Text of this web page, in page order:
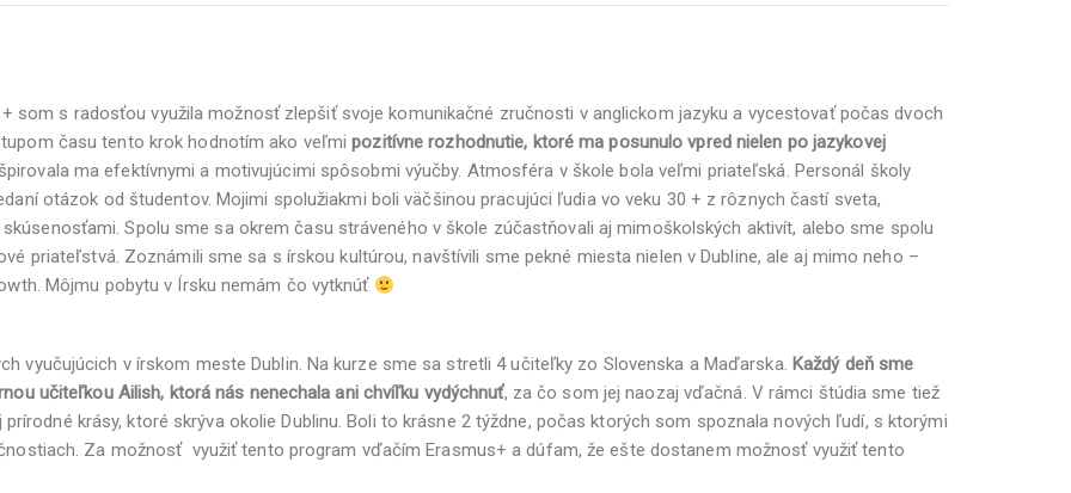
som s radosťou využila možnosť zlepšiť svoje komunikačné zručnosti v anglickom jazyku a vycestovať počas dvoch
času tento krok hodnotím ako veľmipozitívne rozhodnutie, ktoré ma posunulo vpred nielen po jazykovej
ma efektívnymi a motivujúcimi spôsobmi výučby. Atmosféra v škole bola veľmi priateľská. Personál školy
otázok od študentov. Mojimi spolužiakmi boli väčšinou pracujúci ľudia vo veku 30 + z rôznych častí sveta,
Spolu sme sa okrem času stráveného v škole zúčastňovali aj mimoškolských aktivít, alebo sme spolu
priateľstvá. Zoznámili sme sa s írskou kultúrou, navštívili sme pekné miesta nielen v Dubline, ale aj mimo neho –
Môjmu pobytu v Írsku nemám čo vytknúť
vyučujúcich v írskom meste Dublin. Na kurze sme sa stretli 4 učiteľky zo Slovenska a Maďarska. Každý deň sme
učiteľkou Ailish, ktorá nás nenechala ani chvíľku vydýchnuť, za čo som jej naozaj vďačná. V rámci štúdia sme tiež
krásy, ktoré skrýva okolie Dublinu. Boli to krásne 2 týždne, počas ktorých som spoznala nových ľudí, s ktorými
Za možnosť využiť tento program vďačím Erasmus+ a dúfam, že ešte dostanem možnosť využiť tento